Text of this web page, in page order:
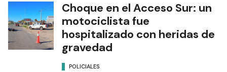
Choque en el Acceso Sur: un
motociclista fue
hospitalizado con heridas de
gravedad
POLICIALES